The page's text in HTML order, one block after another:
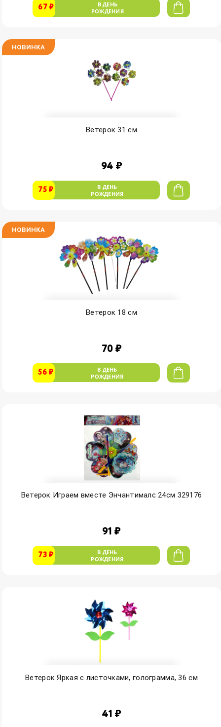
67 ₽
В ДЕНЬ
РОЖДЕНИЯ
НОВИНКА
Ветерок 31 см
94 ₽
75 ₽
В ДЕНЬ
РОЖДЕНИЯ
НОВИНКА
Ветерок 18 см
70 ₽
56 ₽
В ДЕНЬ
РОЖДЕНИЯ
Ветерок Играем вместе Энчантималс 24см 329176
91 ₽
73 ₽
В ДЕНЬ
РОЖДЕНИЯ
Ветерок Яркая с листочками, голограмма, 36 см
41 ₽